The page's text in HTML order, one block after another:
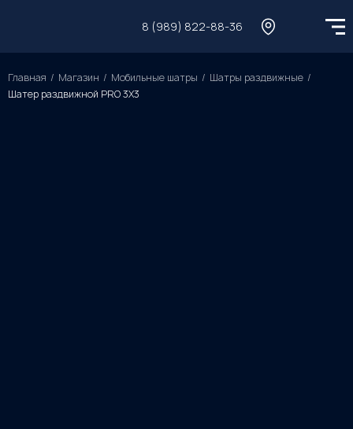
8 (989) 822-88-36
Главная Магазин Мобильные шатры
Шатры раздвижные
Шатер раздвижной PRO 3X3